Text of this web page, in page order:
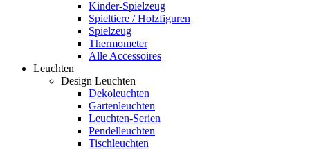
Kinder-Spielzeug
Spieltiere / Holzfiguren
Spielzeug
Thermometer
Alle Accessoires
Leuchten
Design Leuchten
Dekoleuchten
Gartenleuchten
Leuchten-Serien
Pendelleuchten
Tischleuchten